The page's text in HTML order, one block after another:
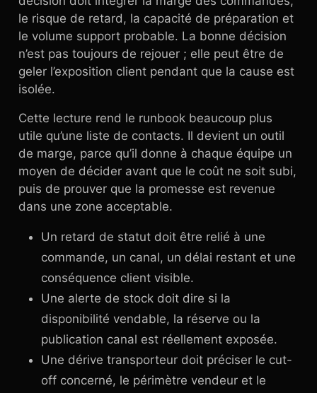
le risque de retard, la capacité de préparation et
le volume support probable. La bonne décision
n’est pas toujours de rejouer ; elle peut être de
geler l’exposition client pendant que la cause est
isolée.
Cette lecture rend le runbook beaucoup plus
utile qu’une liste de contacts. Il devient un outil
de marge, parce qu’il donne à chaque équipe un
moyen de décider avant que le coût ne soit subi,
puis de prouver que la promesse est revenue
dans une zone acceptable.
Un retard de statut doit être relié à une
commande, un canal, un délai restant et une
conséquence client visible.
Une alerte de stock doit dire si la
disponibilité vendable, la réserve ou la
publication canal est réellement exposée.
Une dérive transporteur doit préciser le cut-
off concerné, le périmètre vendeur et le